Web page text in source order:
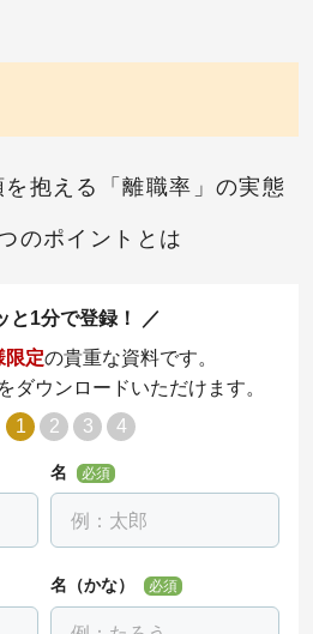
抱える「離職率」の実態
のポイントとは
と1分で登録！
限定の貴重な資料です。
ダウンロードいただけます。
1 2 3 4
名 必須
名（かな） 必須